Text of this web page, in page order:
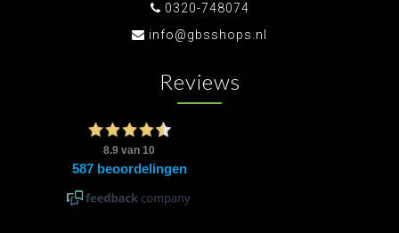
0320-748074
info@gbsshops.nl
Reviews